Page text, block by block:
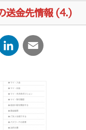
送金先情報 (4.)